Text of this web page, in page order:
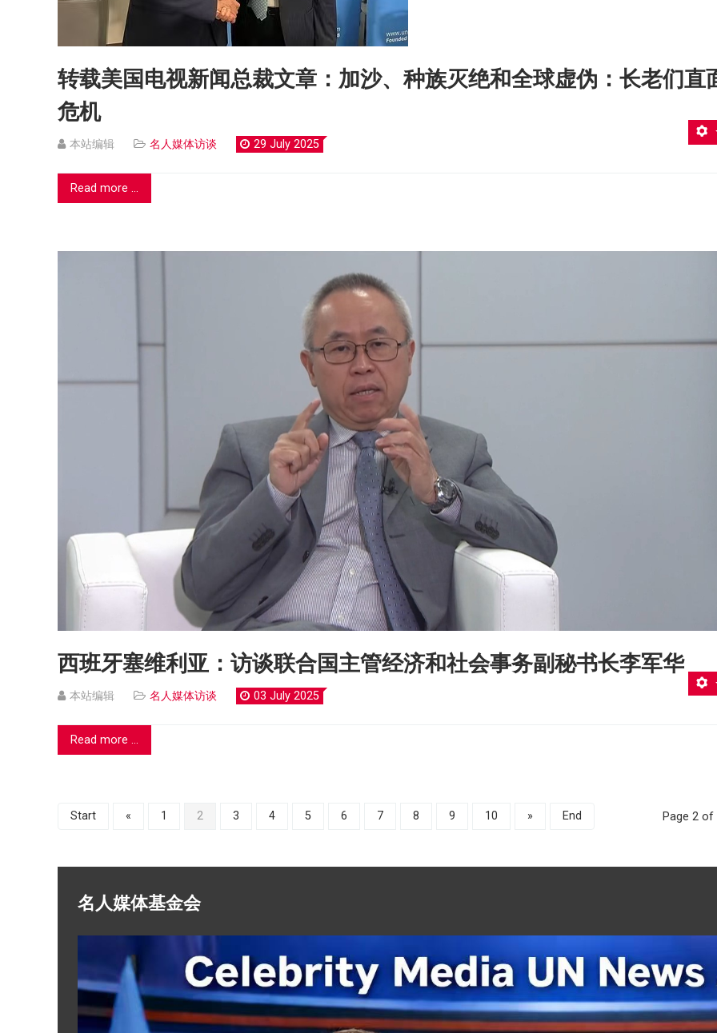
转载美国电视新闻总裁文章：加沙、种族灭绝和全球虚伪：长老们直
危机
本站编辑 名人媒体访谈 29 July 2025
Read more ...
西班牙塞维利亚：访谈联合国主管经济和社会事务副秘书长李军华
本站编辑 名人媒体访谈 03 July 2025
Read more ...
Page 2 of
Start « 1 2 3 4 5 6 7 8 9 10 » End
名人媒体基金会